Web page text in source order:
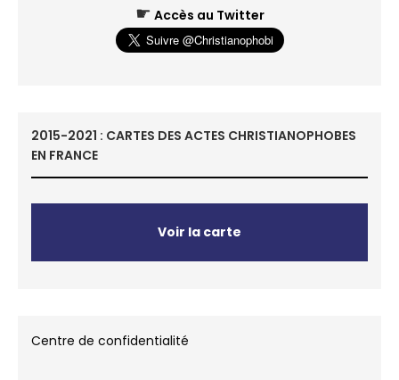
☛ Accès au Twitter
2015-2021 : CARTES DES ACTES CHRISTIANOPHOBES
EN FRANCE
Voir la carte
Centre de confidentialité